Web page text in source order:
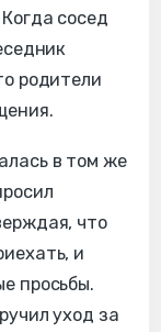
сосед
родители
в том же
что
и
просьбы.
уход за